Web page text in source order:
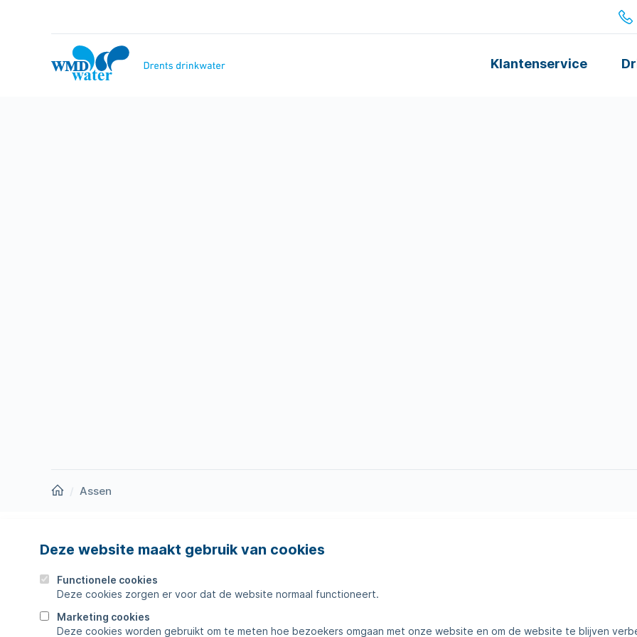
Deze website maakt gebruik van cookies
Functionele cookies
Deze cookies zorgen er voor dat de website normaal functioneert.
Marketing cookies
Deze cookies worden gebruikt om te meten hoe bezoekers omgaan met onze website en om de website te blijven
WMD
Drinkwater
Klantenservice
Homepage
Assen
Nieuws
Werken bij
Zakelijk
Storingen
Veelgestelde vragen